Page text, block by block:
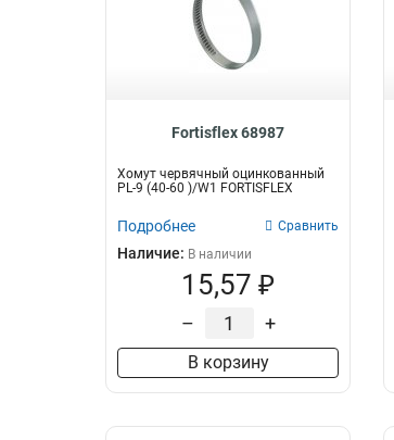
Fortisflex 68987
Хомут червячный оцинкованный
PL-9 (40-60 )/W1 FORTISFLEX
Подробнее Сравнить
Наличие: В наличии
15,57 ₽
– +
В корзину